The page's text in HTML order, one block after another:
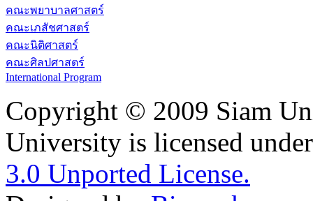
คณะพยาบาลศาสตร์
คณะเภสัชศาสตร์
คณะนิติศาสตร์
คณะศิลปศาสตร์
International Program
Copyright © 2009 Siam
University is licensed
3.0 Unported License.